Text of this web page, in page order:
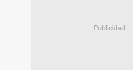
Publicidad